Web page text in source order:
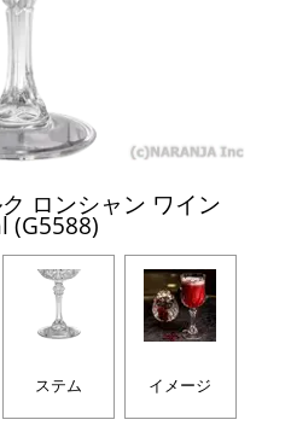
ロンシャン ワイン
(G5588)
ステム イメージ